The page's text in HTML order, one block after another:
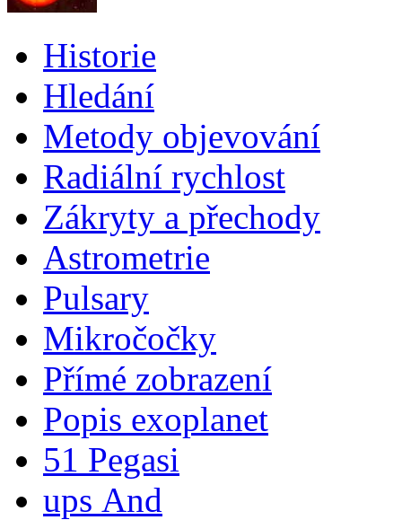
Historie
Hledání
Metody objevování
Radiální rychlost
Zákryty a přechody
Astrometrie
Pulsary
Mikročočky
Přímé zobrazení
Popis exoplanet
51 Pegasi
ups And